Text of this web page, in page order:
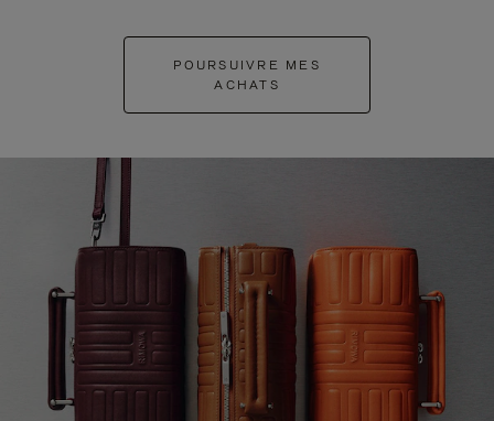
POURSUIVRE MES
ACHATS